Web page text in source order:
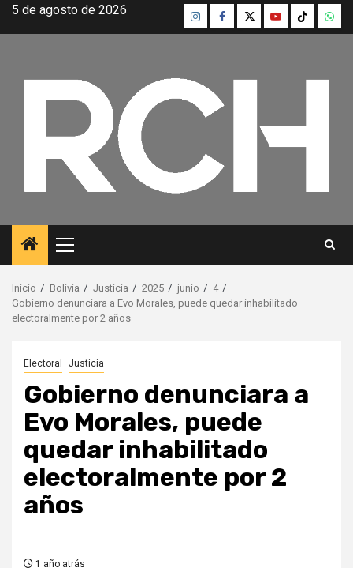
Saltar
5 de agosto de 2026 InstagramFacebook
TwitterYoutubeTikTok
Menú
principal
Inicio Bolivia Justicia 2025 junio
4
Gobierno denunciara a Evo Morales, puede quedar inhabilitado
electoralmente por 2 años
Electoral Justicia
Gobierno denunciara a
Evo Morales, puede
quedar inhabilitado
electoralmente por 2
años
1 año atrás